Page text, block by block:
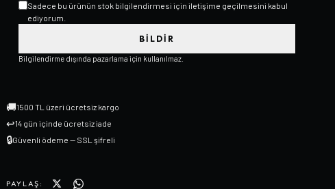
Sadece bu ürünün stok bilgilendirmesi için iletişime geçilmesini kabul
ediyorum.
BILDIR
Bilgilendirme dışında pazarlama için kullanılmaz.
🚚1500 TL üzeri ücretsiz kargo
↩14 gün içinde ücretsiz iade
🔒Güvenli ödeme — SSL şifreli
PAYLAŞ: